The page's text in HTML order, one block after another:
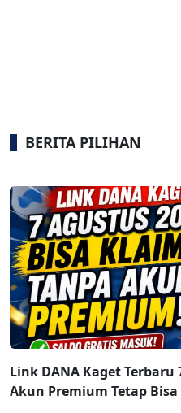
BERITA PILIHAN
Link DANA Kaget Terbaru
Akun Premium Tetap